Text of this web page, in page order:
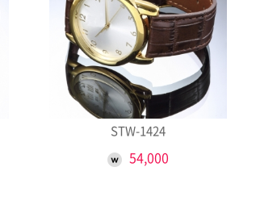
STW-1424
54,000